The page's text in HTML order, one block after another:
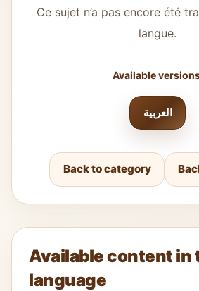
Ce sujet n’a pas encore été
langue.
Available
العربية
Back to category
Available content in
language